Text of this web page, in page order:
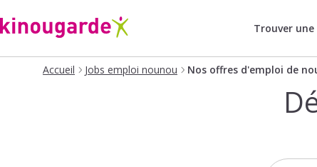
Trouver
Accueil Jobs emploi nounou Nos offres d'emploi de